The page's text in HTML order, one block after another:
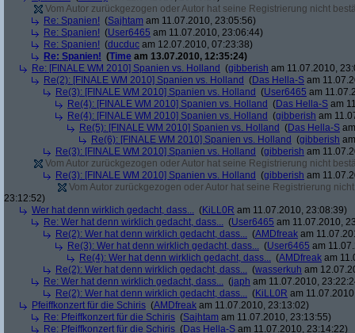
Vom Autor zurückgezogen oder Autor hat seine Registrierung nicht
Re: Spanien! (Sajhtam am 11.07.2010, 23:05:56)
Re: Spanien! (User6465 am 11.07.2010, 23:06:44)
Re: Spanien! (ducduc am 12.07.2010, 07:23:38)
Re: Spanien! (Time am 13.07.2010, 12:35:24)
Re: [FINALE WM 2010] Spanien vs. Holland (gibberish am 11.07.2010,
Re(2): [FINALE WM 2010] Spanien vs. Holland (Das Hella-S am
Re(3): [FINALE WM 2010] Spanien vs. Holland (User6465 am
Re(4): [FINALE WM 2010] Spanien vs. Holland (Das Hella-S am
Re(4): [FINALE WM 2010] Spanien vs. Holland (gibberish am
Re(5): [FINALE WM 2010] Spanien vs. Holland (Das Hella-S
Re(6): [FINALE WM 2010] Spanien vs. Holland (gibberish
Re(3): [FINALE WM 2010] Spanien vs. Holland (gibberish am
Vom Autor zurückgezogen oder Autor hat seine Registrierung nicht
Re(3): [FINALE WM 2010] Spanien vs. Holland (gibberish am
Vom Autor zurückgezogen oder Autor hat seine Registrierung
23:12:52)
Wer hat denn wirklich gedacht, dass... (KiLL0R am 11.07.2010, 23:08:39)
Re: Wer hat denn wirklich gedacht, dass... (User6465 am 11.07.2010,
Re(2): Wer hat denn wirklich gedacht, dass... (AMDfreak am
Re(3): Wer hat denn wirklich gedacht, dass... (User6465 am
Re(4): Wer hat denn wirklich gedacht, dass... (AMDfreak am
Re(2): Wer hat denn wirklich gedacht, dass... (wasserkuh am
Re: Wer hat denn wirklich gedacht, dass... (japh am 11.07.2010,
Re(2): Wer hat denn wirklich gedacht, dass... (KiLL0R am
Pfeiffkonzert für die Schiris (AMDfreak am 11.07.2010, 23:13:02)
Re: Pfeiffkonzert für die Schiris (Sajhtam am 11.07.2010, 23:13:55)
Re: Pfeiffkonzert für die Schiris (Das Hella-S am 11.07.2010, 23:14:22)